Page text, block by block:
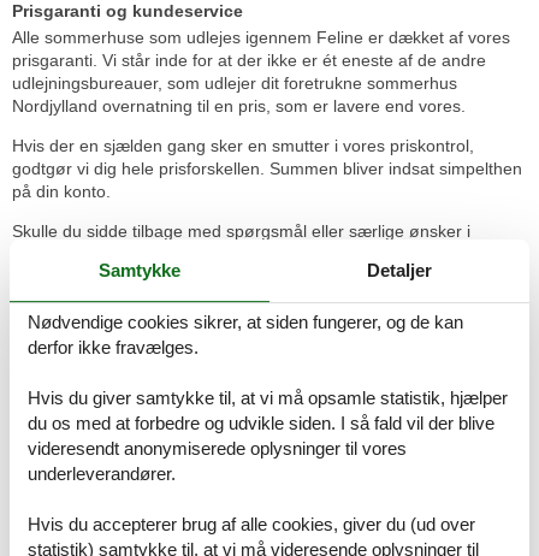
Prisgaranti og kundeservice
Alle sommerhuse som udlejes igennem Feline er dækket af vores
prisgaranti. Vi står inde for at der ikke er ét eneste af de andre
udlejningsbureauer, som udlejer dit foretrukne sommerhus
Nordjylland overnatning til en pris, som er lavere end vores.
Hvis der en sjælden gang sker en smutter i vores priskontrol,
godtgør vi dig hele prisforskellen. Summen bliver indsat simpelthen
på din konto.
Skulle du sidde tilbage med spørgsmål eller særlige ønsker i
overnatning, så kontakt os endelig. Send en mail til info@feline.dk
eller ring på 8724 2251.
fed ferie.
priser med.
Samtykke Detaljer
Nødvendige cookies sikrer, at siden fungerer, og de kan
derfor ikke fravælges.
Hvis du giver samtykke til, at vi må opsamle statistik, hjælper
du os med at forbedre og udvikle siden. I så fald vil der blive
videresendt anonymiserede oplysninger til vores
underleverandører.
Hvis du accepterer brug af alle cookies, giver du (ud over
statistik) samtykke til, at vi må videresende oplysninger til